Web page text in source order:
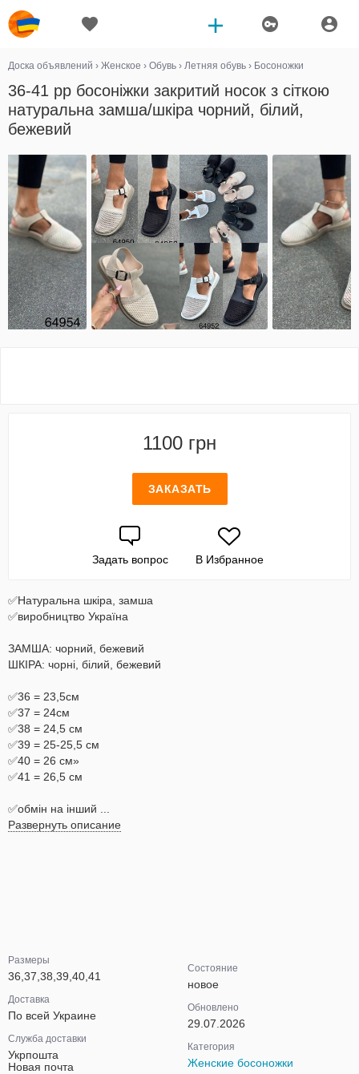
Доска объявлений › Женское › Обувь › Летняя обувь › Босоножки
36-41 рр босоніжки закритий носок з сіткою
натуральна замша/шкіра чорний, білий,
бежевий
1100 грн
ЗАКАЗАТЬ
Задать вопрос В Избранное
✅Натуральна шкіра, замша
✅виробництво Україна
ЗАМША: чорний, бежевий
ШКІРА: чорні, білий, бежевий
✅36 = 23,5см
✅37 = 24см
✅38 = 24,5 см
✅39 = 25-25,5 см
✅40 = 26 см»
✅41 = 26,5 см
✅обмін на інший ...
Развернуть описание
Размеры
36,37,38,39,40,41
Доставка
По всей Украине
Служба доставки
Укрпошта
Новая почта
Состояние
новое
Обновлено
29.07.2026
Категория
Женские босоножки